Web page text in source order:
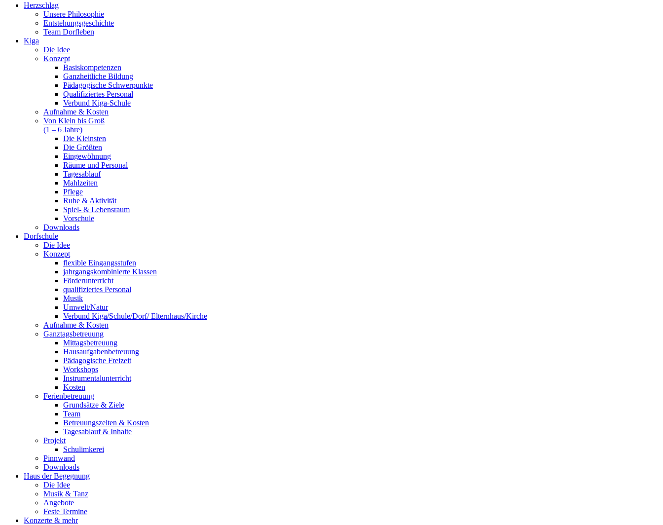
Herzschlag
Unsere Philosophie
Entstehungsgeschichte
Team Dorfleben
Kiga
Die Idee
Konzept
Basiskompetenzen
Ganzheitliche Bildung
Pädagogische Schwerpunkte
Qualifiziertes Personal
Verbund Kiga-Schule
Aufnahme & Kosten
Von Klein bis Groß
(1 – 6 Jahre)
Die Kleinsten
Die Größten
Eingewöhnung
Räume und Personal
Tagesablauf
Mahlzeiten
Pflege
Ruhe & Aktivität
Spiel- & Lebensraum
Vorschule
Downloads
Dorfschule
Die Idee
Konzept
flexible Eingangsstufen
jahrgangskombinierte Klassen
Förderunterricht
qualifiziertes Personal
Musik
Umwelt/Natur
Verbund Kiga/Schule/Dorf/ Elternhaus/Kirche
Aufnahme & Kosten
Ganztagsbetreuung
Mittagsbetreuung
Hausaufgabenbetreuung
Pädagogische Freizeit
Workshops
Instrumentalunterricht
Kosten
Ferienbetreuung
Grundsätze & Ziele
Team
Betreuungszeiten & Kosten
Tagesablauf & Inhalte
Projekt
Schulimkerei
Pinnwand
Downloads
Haus der Begegnung
Die Idee
Musik & Tanz
Angebote
Feste Termine
Konzerte & mehr